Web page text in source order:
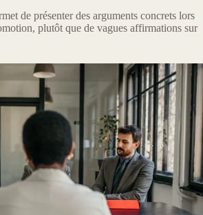
de présenter des arguments concrets lors
plutôt que de vagues affirmations sur